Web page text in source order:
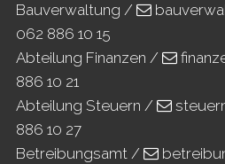
Bauverwaltung /
062 886 10 15
Abteilung Finanzen /
886 10 21
Abteilung Steuern /
886 10 27
Betreibungsamt /